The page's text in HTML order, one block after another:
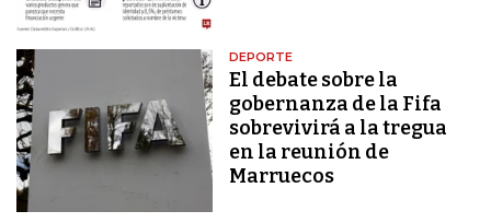
DEPORTE
El debate sobre la
gobernanza de la Fifa
sobrevivirá a la tregua
en la reunión de
Marruecos